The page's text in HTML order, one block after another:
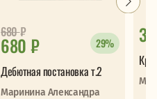
680 ₽
680₽
29%
Дебютная постановка т.2
Маринина Александра